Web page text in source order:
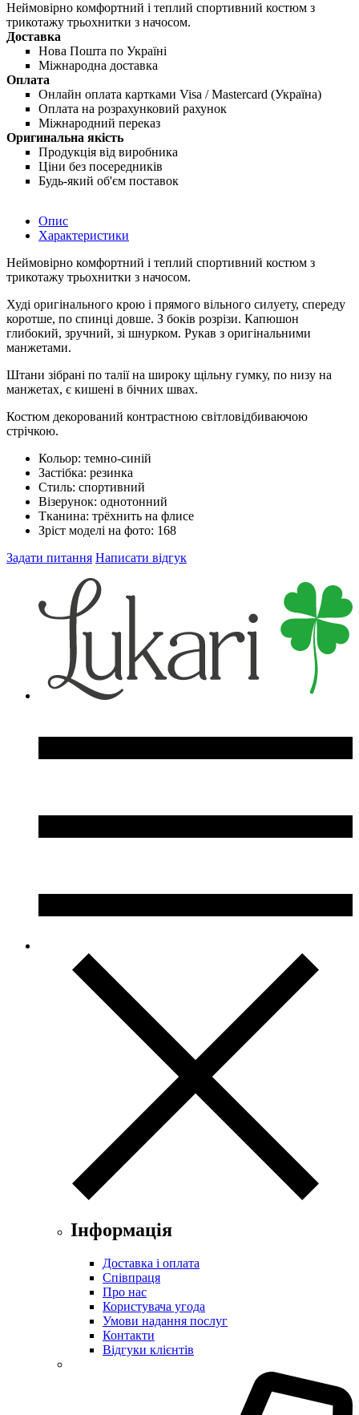
Неймовірно комфортний і теплий спортивний костюм з
трикотажу трьохнитки з начосом.
Доставка
Нова Пошта по Україні
Міжнародна доставка
Оплата
Онлайн оплата картками Visa / Mastercard (Україна)
Оплата на розрахунковий рахунок
Міжнародний переказ
Оригинальна якість
Продукція від виробника
Ціни без посередників
Будь-який об'єм поставок
Опис
Характеристики
Неймовірно комфортний і теплий спортивний костюм з
трикотажу трьохнитки з начосом.
Худі оригінального крою і прямого вільного силуету, спереду
коротше, по спинці довше. З боків розрізи. Капюшон
глибокий, зручний, зі шнурком. Рукав з оригінальними
манжетами.
Штани зібрані по талії на широку щільну гумку, по низу на
манжетах, є кишені в бічних швах.
Костюм декорований контрастною світловідбиваючою
стрічкою.
Кольор: темно-синій
Застібка: резинка
Стиль: спортивний
Візерунок: однотонний
Тканина: трёхнить на флисе
Зріст моделі на фото: 168
Задати питання Написати відгук
Інформація
Доставка і оплата
Співпраця
Про нас
Користувача угода
Умови надання послуг
Контакти
Відгуки клієнтів